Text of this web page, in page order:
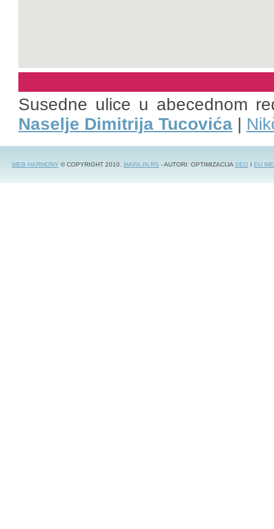
Susedne ulice u abecednom
Naselje Dimitrija Tucovića |
WEB HARMONY © COPYRIGHT 2010. MAPA.IN.RS - AUTORI: OPTIMIZACIJA SEO I EU